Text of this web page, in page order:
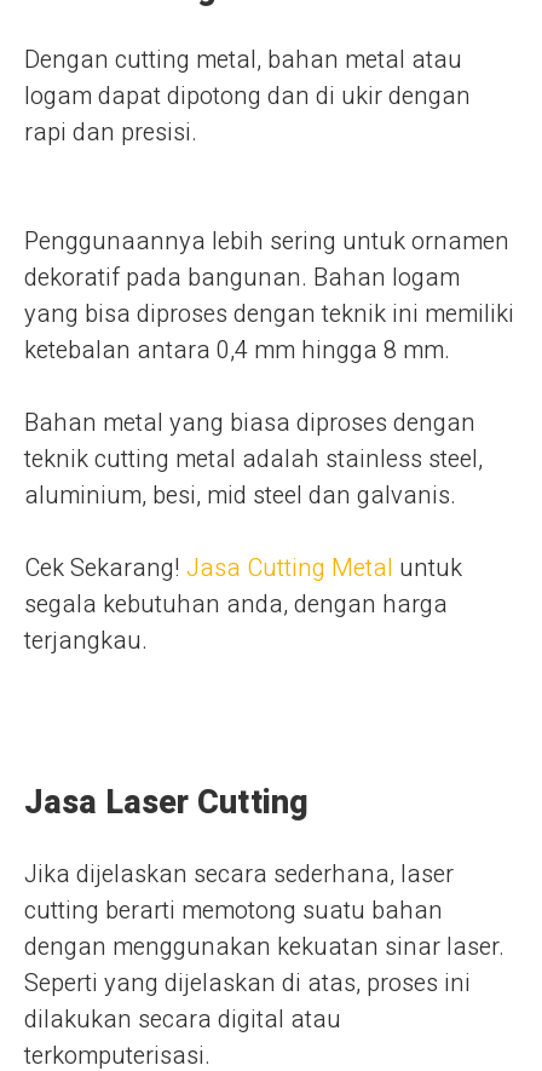
Dengan cutting metal, bahan metal atau
logam dapat dipotong dan di ukir dengan
rapi dan presisi.
Penggunaannya lebih sering untuk ornamen
dekoratif pada bangunan. Bahan logam
yang bisa diproses dengan teknik ini memiliki
ketebalan antara 0,4 mm hingga 8 mm.
Bahan metal yang biasa diproses dengan
teknik cutting metal adalah stainless steel,
aluminium, besi, mid steel dan galvanis.
Cek Sekarang! Jasa Cutting Metal untuk
segala kebutuhan anda, dengan harga
terjangkau.
Jasa Laser Cutting
Jika dijelaskan secara sederhana, laser
cutting berarti memotong suatu bahan
dengan menggunakan kekuatan sinar laser.
Seperti yang dijelaskan di atas, proses ini
dilakukan secara digital atau
terkomputerisasi.